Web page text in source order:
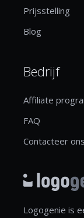
Prijsstelling
Blog
Bedrijf
Affiliate
FAQ
Contacteer ons
Logogenie is